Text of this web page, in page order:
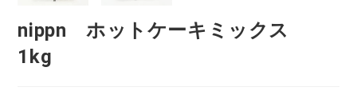
nippn ホットケーキミックス
1kg